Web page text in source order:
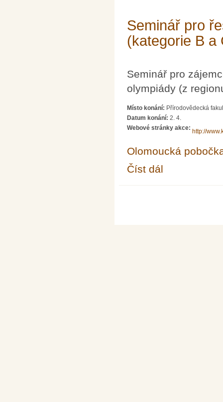
Seminář pro
(kategorie B a
Seminář pro
olympiády (z
Místo konání: Přírodovědecká
Datum konání: 2. 4.
Webové stránky akce:
http://
Olomoucká
Číst dál